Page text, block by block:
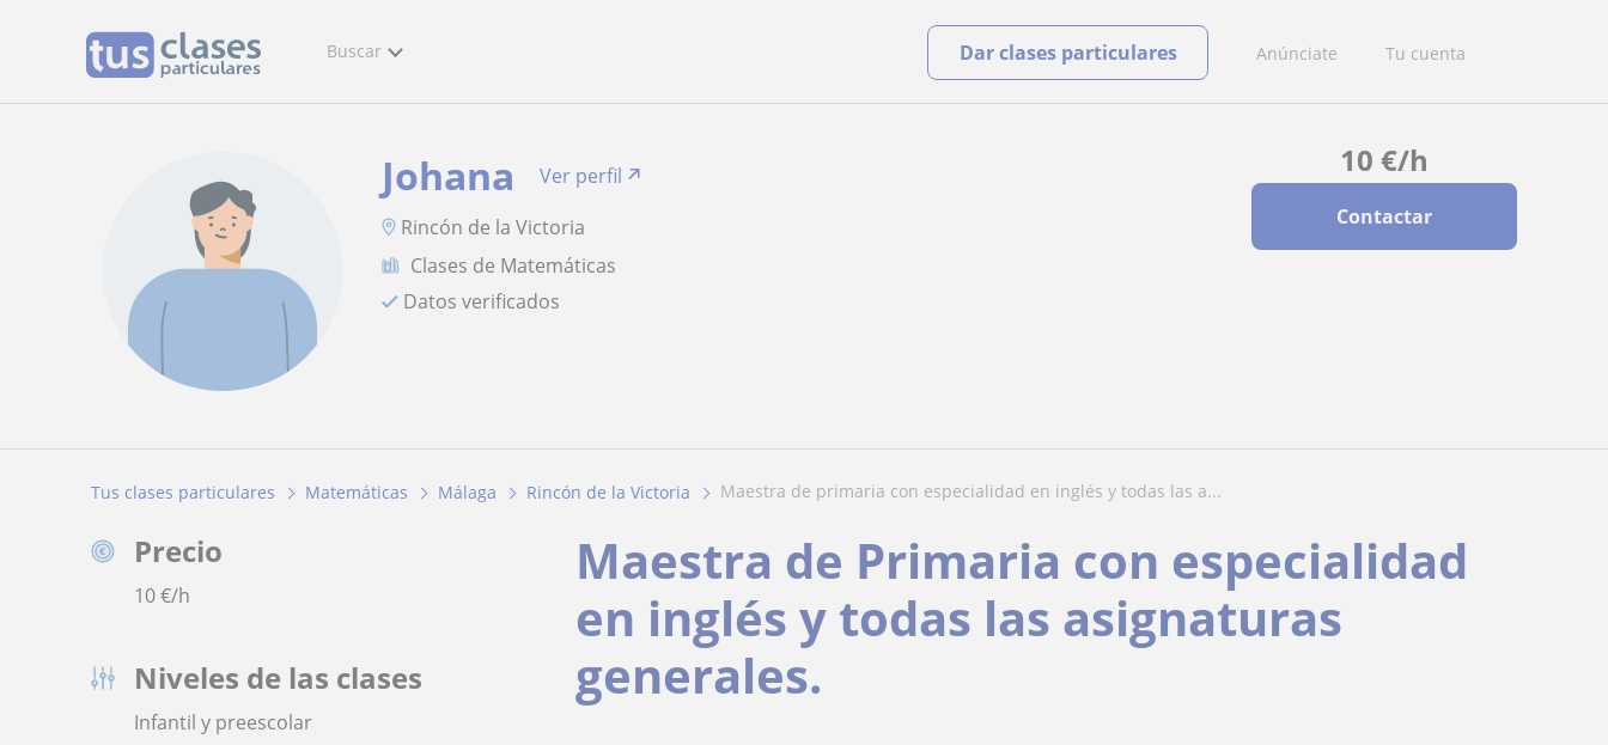
Buscar Anúnciate Tu cuenta
Dar clases particulares
10 €/h
Contactar
Johana
Ver perfil
Rincón de la Victoria
Clases de Matemáticas
Datos verificados
Tus clases particulares Matemáticas Málaga Rincón de la Victoria maestra de primaria con especialidad en inglés y todas las a...
Precio
10€/h
Niveles de las clases
Infantil y preescolar
Maestra de Primaria con especialidad
en inglés y todas las asignaturas
generales.